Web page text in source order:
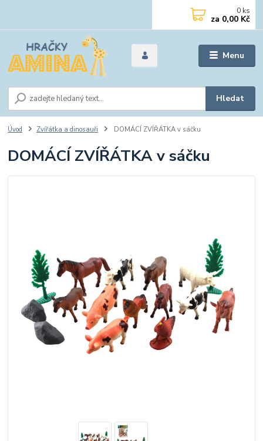
Menu
Hledat
0 ks
za 0,00 Kč
Úvod Zvířátka a dinosauři DOMÁCÍ ZVÍŘÁTKA v sáčku
DOMÁCÍ ZVÍŘÁTKA v sáčku